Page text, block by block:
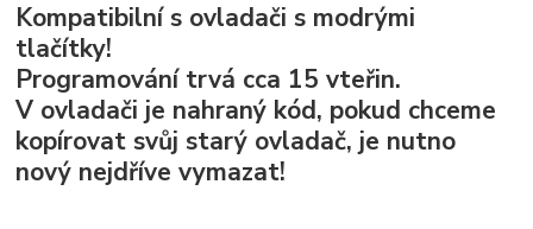
Kompatibilní s ovladači s modrými
tlačítky!
Programování trvá cca 15 vteřin.
V ovladači je nahraný kód, pokud chceme
kopírovat svůj starý ovladač, je nutno
nový nejdříve vymazat!